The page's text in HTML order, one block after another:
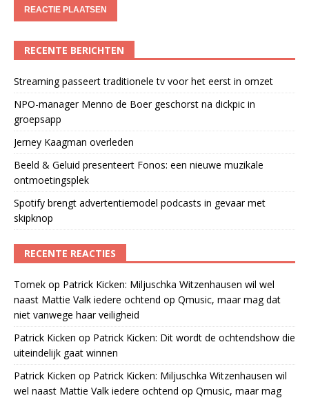
RECENTE BERICHTEN
Streaming passeert traditionele tv voor het eerst in omzet
NPO-manager Menno de Boer geschorst na dickpic in
groepsapp
Jerney Kaagman overleden
Beeld & Geluid presenteert Fonos: een nieuwe muzikale
ontmoetingsplek
Spotify brengt advertentiemodel podcasts in gevaar met
skipknop
RECENTE REACTIES
Tomek op Patrick Kicken: Miljuschka Witzenhausen wil wel
naast Mattie Valk iedere ochtend op Qmusic, maar mag dat
niet vanwege haar veiligheid
Patrick Kicken op Patrick Kicken: Dit wordt de ochtendshow die
uiteindelijk gaat winnen
Patrick Kicken op Patrick Kicken: Miljuschka Witzenhausen wil
wel naast Mattie Valk iedere ochtend op Qmusic, maar mag